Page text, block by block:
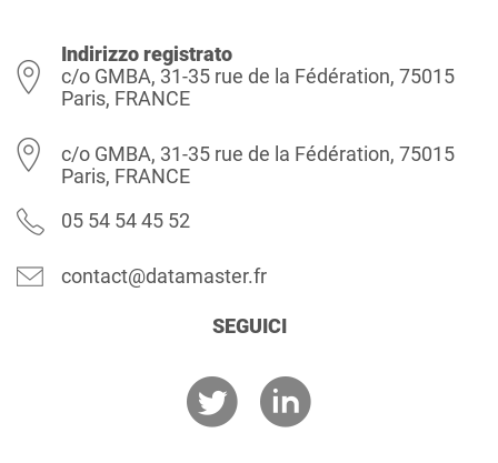
Indirizzo registrato
c/o GMBA, 31-35 rue de la Fédération, 75015
Paris, FRANCE
c/o GMBA, 31-35 rue de la Fédération, 75015
Paris, FRANCE
05 54 54 45 52
contact@datamaster.fr
SEGUICI